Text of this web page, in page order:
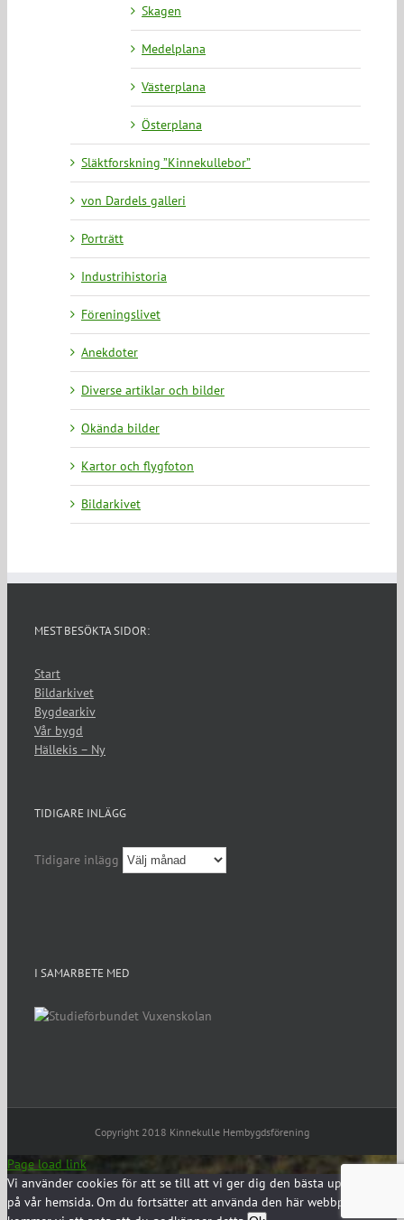
Skagen
Medelplana
Västerplana
Österplana
Släktforskning ”Kinnekullebor”
von Dardels galleri
Porträtt
Industrihistoria
Föreningslivet
Anekdoter
Diverse artiklar och bilder
Okända bilder
Kartor och flygfoton
Bildarkivet
MEST BESÖKTA SIDOR:
Start
Bildarkivet
Bygdearkiv
Vår bygd
Hällekis – Ny
TIDIGARE INLÄGG
Tidigare inlägg
I SAMARBETE MED
Copyright 2018 Kinnekulle Hembygdsförening
Page load link
Vi använder cookies för att se till att vi ger dig den bästa upplevelsen
på vår hemsida. Om du fortsätter att använda den här webbplatsen